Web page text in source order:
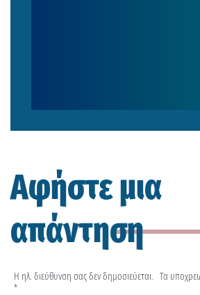
Αφήστε μια
απάντηση
Η ηλ. διεύθυνση σας δεν δημοσιεύεται. Τα
*